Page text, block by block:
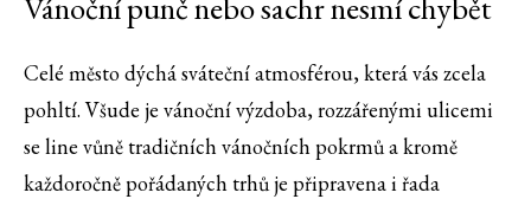
Celé město dýchá sváteční atmosférou, která vás zcela
pohltí. Všude je vánoční výzdoba, rozzářenými ulicemi
se line vůně tradičních vánočních pokrmů a kromě
každoročně pořádaných trhů je připravena i řada